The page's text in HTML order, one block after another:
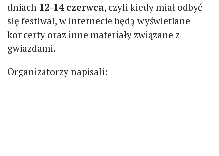
dniach 12-14 czerwca, czyli kiedy miał odbyć
się festiwal, w internecie będą wyświetlane
koncerty oraz inne materiały związane z
gwiazdami.
Organizatorzy napisali: